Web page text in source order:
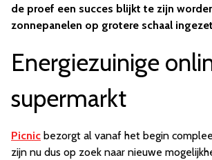
de proef een succes blijkt te zijn
zonnepanelen op grotere schaal
Energiezuinige
supermarkt
Picnic bezorgt al vanaf het begin
zijn nu dus op zoek naar nieuwe